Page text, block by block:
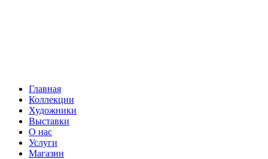
Главная
Коллекции
Художники
Выставки
О нас
Услуги
Магазин